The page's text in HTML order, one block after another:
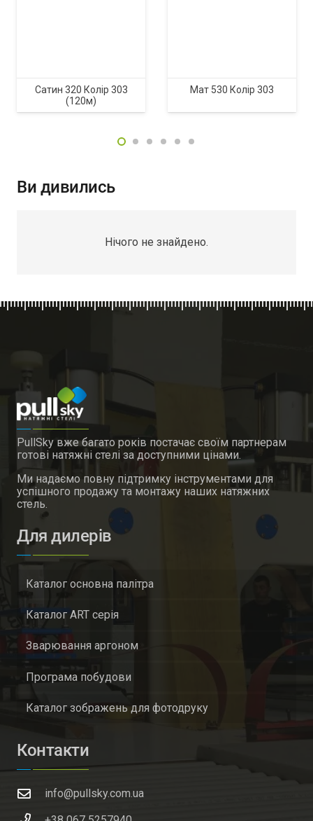
Сатин 320 Колір 303
(120м)
Мат 530 Колір 303
Ви дивились
Нічого не знайдено.
PullSky вже багато років постачає своїм партнерам
готові натяжні стелі за доступними цінами.
Ми надаємо повну підтримку інструментами для
успішного продажу та монтажу наших натяжних
стель.
Для дилерів
Каталог основна палітра
Каталог ART серія
Зварювання аргоном
Програма побудови
Каталог зображень для фотодруку
Контакти
info@pullsky.com.ua